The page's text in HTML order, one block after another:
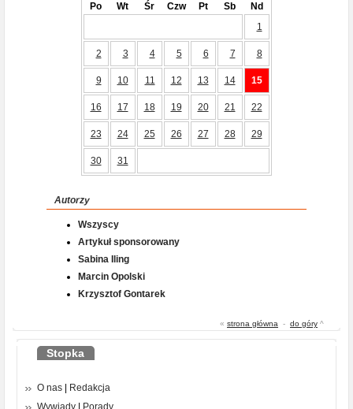
Po Wt Śr Czw Pt Sb
Nd
1
2 3 4 5 6 7 8
9 10 11 12 13 14 15
16 17 18 19 20 21 22
23 24 25 26 27 28 29
30 31
Autorzy
Wszyscy
Artykuł sponsorowany
Sabina Iling
Marcin Opolski
Krzysztof Gontarek
« strona główna - do góry ^
Stopka
O nas
Redakcja
Wywiady
Porady